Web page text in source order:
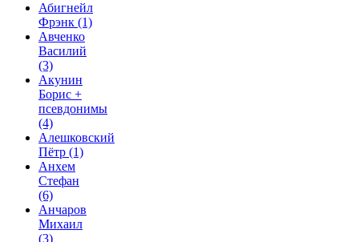
Абигнейл
Фрэнк (1)
Авченко
Василий
(3)
Акунин
Борис +
псевдонимы
(4)
Алешковский
Пётр (1)
Анхем
Стефан
(6)
Анчаров
Михаил
(3)